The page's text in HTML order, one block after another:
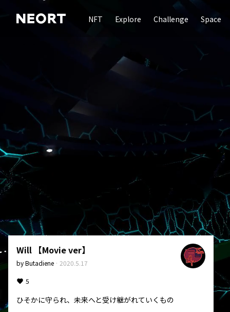
NFT Explore Challenge Space
Will 【Movie ver】
byButadiene · 2020.5.17
5
ひそかに守られ、未来へと受け継がれていくもの